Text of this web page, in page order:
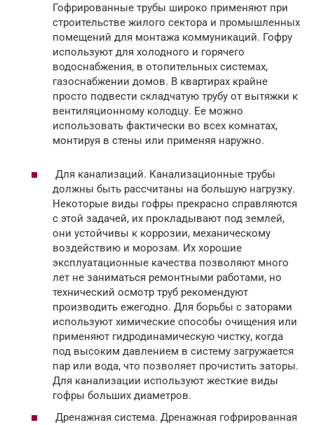
Гофрированные трубы широко применяют при
строительстве жилого сектора и промышленных
помещений для монтажа коммуникаций. Гофру
используют для холодного и горячего
водоснабжения, в отопительных системах,
газоснабжении домов. В квартирах крайне
просто подвести складчатую трубу от вытяжки к
вентиляционному колодцу. Ее можно
использовать фактически во всех комнатах,
монтируя в стены или применяя наружно.
Для канализаций. Канализационные трубы
должны быть рассчитаны на большую нагрузку.
Некоторые виды гофры прекрасно справляются
с этой задачей, их прокладывают под землей,
они устойчивы к коррозии, механическому
воздействию и морозам. Их хорошие
эксплуатационные качества позволяют много
лет не заниматься ремонтными работами, но
технический осмотр труб рекомендуют
производить ежегодно. Для борьбы с заторами
используют химические способы очищения или
применяют гидродинамическую чистку, когда
под высоким давлением в систему загружается
пар или вода, что позволяет прочистить заторы.
Для канализации используют жесткие виды
гофры больших диаметров.
Дренажная система. Дренажная гофрированная